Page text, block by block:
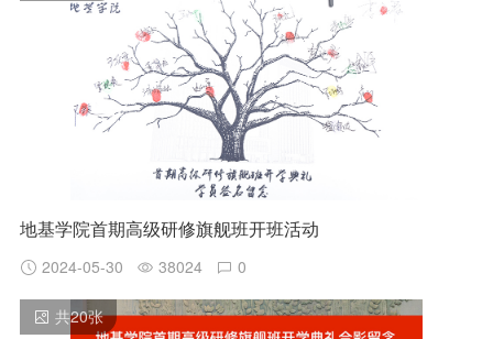
地基学院首期高级研修旗舰班开班活动
2024-05-30 38024 0
共20张